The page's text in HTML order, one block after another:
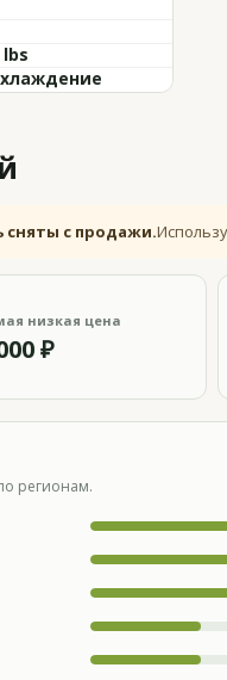
lbs
сняты с продажи.
низкая цена
₽
регионам.